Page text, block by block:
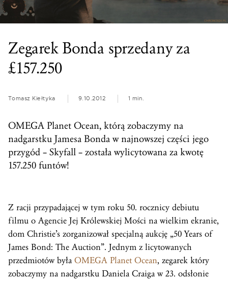
Zegarek Bonda sprzedany za
£157.250
Tomasz Kiełtyka 9.10.2012 1 min.
OMEGA Planet Ocean, którą zobaczymy na
nadgarstku Jamesa Bonda w najnowszej części jego
przygód – Skyfall – została wylicytowana za kwotę
157.250 funtów!
Z racji przypadającej w tym roku 50. rocznicy debiutu
filmu o Agencie Jej Królewskiej Mości na wielkim ekranie,
dom Christie’s zorganizował specjalną aukcję „50 Years of
James Bond: The Auction”. Jednym z licytowanych
przedmiotów była OMEGA Planet Ocean, zegarek który
zobaczymy na nadgarstku Daniela Craiga w 23. odsłonie